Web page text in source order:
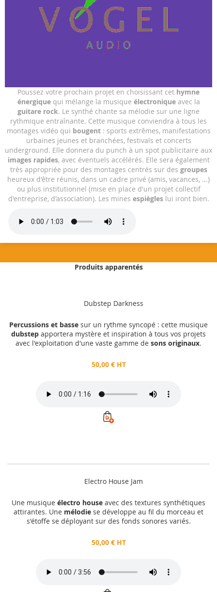
Skip
to
the
beginning
of
the
images
gallery
Poussez votre prochain projet en choisissant cet hymne
énergiquequi mélange la musique électroniqueavec la
guitare rock. Le synthé chante sa mélodie sur une ligne
rythmique entraînante. Cette musique conviendra à tous les
montages vidéo qui bougent: sports extrêmes, manifestations
urbaines jeunes et branchées, festivals et concerts
underground. Elle donnera du punch à un spot publicitaire aux
images rapides, avec éventuels accélérés. Elle sera également
très appropriée pour des montages centrés sur des groupes
heureux d'être réunis, dans un cadre privé (amis, vacances, ...)
ou plus institutionnel (mise en place d'un projet collectif
d'entreprise, d'association). Les mines espiègleslui iront bien.
Ajouter au panier
Produits apparentés
Dubstep Darkness
Percussions et basse sur un rythme syncopé : cette musique
dubstep apportera mystère et inspiration à tous vos projets
avec l'exploitation d'une vaste gamme de sons originaux.
50,00 € HT
Electro House Jam
Une musique électro house avec des textures synthétiques
attirantes. Une mélodie se développe au fil du morceau et
s'étoffe se déployant sur des fonds sonores variés.
50,00 € HT